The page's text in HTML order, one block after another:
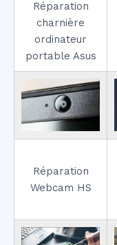
Réparation
charnière
ordinateur
portable Asus
Réparation
Webcam HS